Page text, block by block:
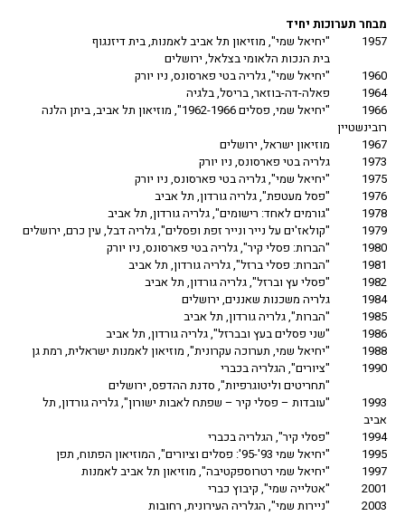
מבחר תערוכות יחיד
1957
"יחיאל שמי", מוזיאון תל אביב לאמנות, בית דיזנגוף
בית הנכות הלאומי בצלאל, ירושלים
1960
"יחיאל שמי", גלריה בטי פארסונס, ניו יורק
1964
פאלה-דה-בוזאר, בריסל, בלגיה
1966
"יחיאל שמי, פסלים 1962-1966", מוזיאון תל אביב, ביתן הלנה
רובינשטיין
1967
מוזיאון ישראל, ירושלים
1973
גלריה בטי פארסונס, ניו יורק
1975
"יחיאל שמי", גלריה בטי פארסונס, ניו יורק
1976
"פסל מעטפת", גלריה גורדון, תל אביב
1978
"גורמים לאחד: רישומים", גלריה גורדון, תל אביב
1979
"קולאז'ים על נייר ונייר זפת ופסלים", גלריה דבל, עין כרם, ירושלים
1980
"הברות: פסלי קיר", גלריה בטי פארסונס, ניו יורק
1981
"הברות: פסלי ברזל", גלריה גורדון, תל אביב
1982
"פסלי עץ וברזל", גלריה גורדון, תל אביב
1984
גלריה משכנות שאננים, ירושלים
1985
"הברות", גלריה גורדון, תל אביב
1986
"שני פסלים בעץ ובברזל", גלריה גורדון, תל אביב
1988
"יחיאל שמי, תערוכה עקרונית", מוזיאון לאמנות ישראלית, רמת גן
1990
"ציורים", הגלריה בכברי
"תחריטים וליטוגרפיות", סדנת ההדפס, ירושלים
1993
"עובדות – פסלי קיר – שפתח לאבות ישורון", גלריה גורדון, תל
אביב
1994
"פסלי קיר", הגלריה בכברי
1995
"יחיאל שמי 93'-95': פסלים וציורים", המוזיאון הפתוח, תפן
1997
"יחיאל שמי רטרוספקטיבה", מוזיאון תל אביב לאמנות
2001
"אטלייה שמי", קיבוץ כברי
2003
"ניירות שמי", הגלריה העירונית, רחובות